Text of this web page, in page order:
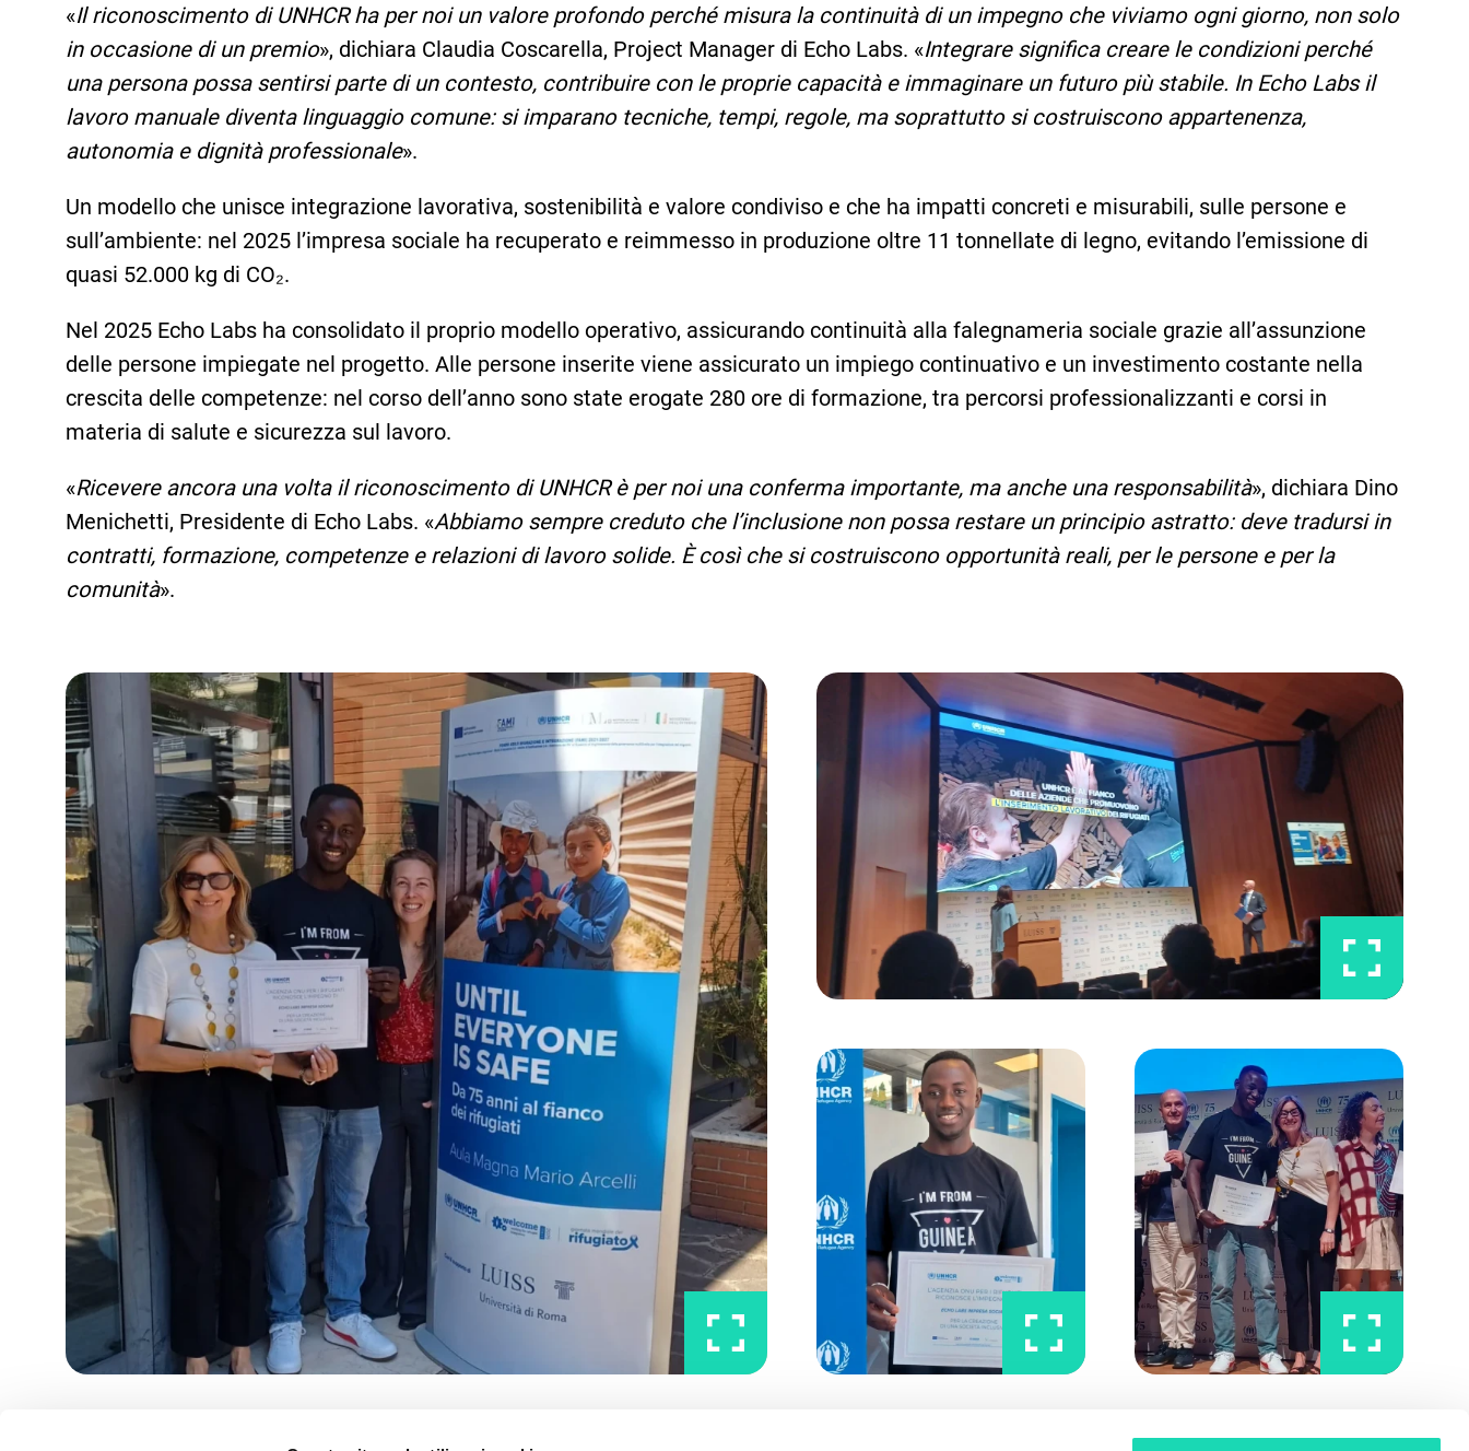
«Il riconoscimento di UNHCR ha per noi un valore profondo perché misura la continuità di un impegno che viviamo ogni giorno, non solo
in occasione di un premio», dichiara Claudia Coscarella, Project Manager di Echo Labs. «Integrare significa creare le condizioni perché
una persona possa sentirsi parte di un contesto, contribuire con le proprie capacità e immaginare un futuro più stabile. In Echo Labs il
lavoro manuale diventa linguaggio comune: si imparano tecniche, tempi, regole, ma soprattutto si costruiscono appartenenza,
autonomia e dignità professionale».
Un modello che unisce integrazione lavorativa, sostenibilità e valore condiviso e che ha impatti concreti e misurabili, sulle persone e
sull’ambiente: nel 2025 l’impresa sociale ha recuperato e reimmesso in produzione oltre 11 tonnellate di legno, evitando l’emissione di
quasi 52.000 kg di CO₂.
Nel 2025 Echo Labs ha consolidato il proprio modello operativo, assicurando continuità alla falegnameria sociale grazie all’assunzione
delle persone impiegate nel progetto. Alle persone inserite viene assicurato un impiego continuativo e un investimento costante nella
crescita delle competenze: nel corso dell’anno sono state erogate 280 ore di formazione, tra percorsi professionalizzanti e corsi in
materia di salute e sicurezza sul lavoro.
«Ricevere ancora una volta il riconoscimento di UNHCR è per noi una conferma importante, ma anche una responsabilità», dichiara Dino
Menichetti, Presidente di Echo Labs. «Abbiamo sempre creduto che l’inclusione non possa restare un principio astratto: deve tradursi in
contratti, formazione, competenze e relazioni di lavoro solide. È così che si costruiscono opportunità reali, per le persone e per la
comunità».